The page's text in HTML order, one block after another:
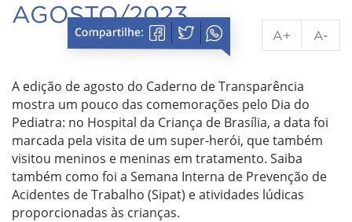
AGOSTO/2023
A+ A-
A edição de agosto do Caderno de Transparência
mostra um pouco das comemorações pelo Dia do
Pediatra: no Hospital da Criança de Brasília, a data foi
marcada pela visita de um super-herói, que também
visitou meninos e meninas em tratamento. Saiba
também como foi a Semana Interna de Prevenção de
Acidentes de Trabalho (Sipat) e atividades lúdicas
proporcionadas às crianças.